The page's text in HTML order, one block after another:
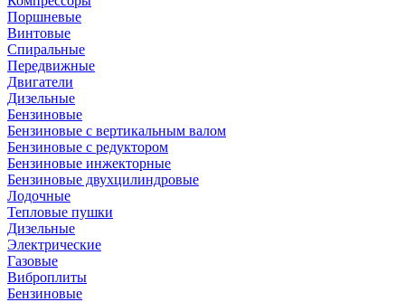
Поршневые
Винтовые
Спиральные
Передвижные
Двигатели
Дизельные
Бензиновые
Бензиновые с вертикальным валом
Бензиновые с редуктором
Бензиновые инжекторные
Бензиновые двухцилиндровые
Лодочные
Тепловые пушки
Дизельные
Электрические
Газовые
Виброплиты
Бензиновые